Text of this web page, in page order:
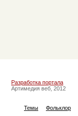
Разработка портала
Артимедия веб, 2012
Темы Фольклор